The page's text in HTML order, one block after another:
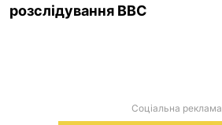
розслідування BBC
Соціальна реклама